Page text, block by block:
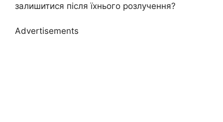
залишитися після їхнього розлучення?
Advertisements